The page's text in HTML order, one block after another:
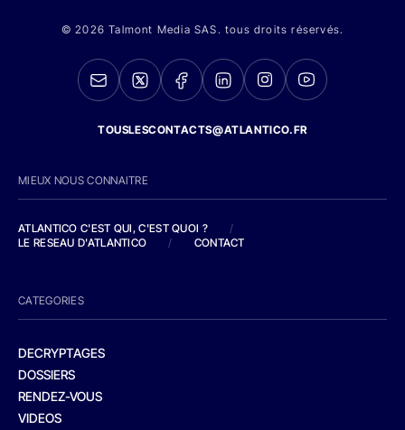
© 2026 Talmont Media SAS. tous droits réservés.
TOUSLESCONTACTS@ATLANTICO.FR
MIEUX NOUS CONNAITRE
ATLANTICO C'EST QUI, C'EST QUOI ?
/
LE RESEAU D'ATLANTICO
/ CONTACT
CATEGORIES
DECRYPTAGES
DOSSIERS
RENDEZ-VOUS
VIDEOS